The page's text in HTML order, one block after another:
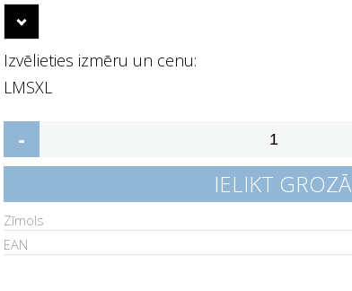
Izvēlieties izmēru un cenu:
LMSXL
-
IELIKT GROZĀ
Zīmols
EAN